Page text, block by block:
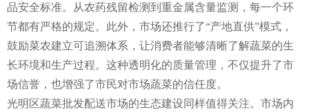
品安全标准。从农药残留检测到重金属含量监测，每一个环
节都有严格的规定。此外，市场还推行了“产地直供”模式，
鼓励菜农建立可追溯体系，让消费者能够清晰了解蔬菜的生
长环境和生产过程。这种透明化的质量管理，不仅提升了市
场信誉，也增强了市民对市场蔬菜的信任度。
光明区蔬菜批发配送市场的生态建设同样值得关注。市场内